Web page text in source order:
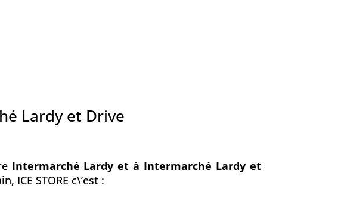
Lardy et Drive
Intermarché Lardy et à Intermarché Lardy et
ICE STORE c\’est :